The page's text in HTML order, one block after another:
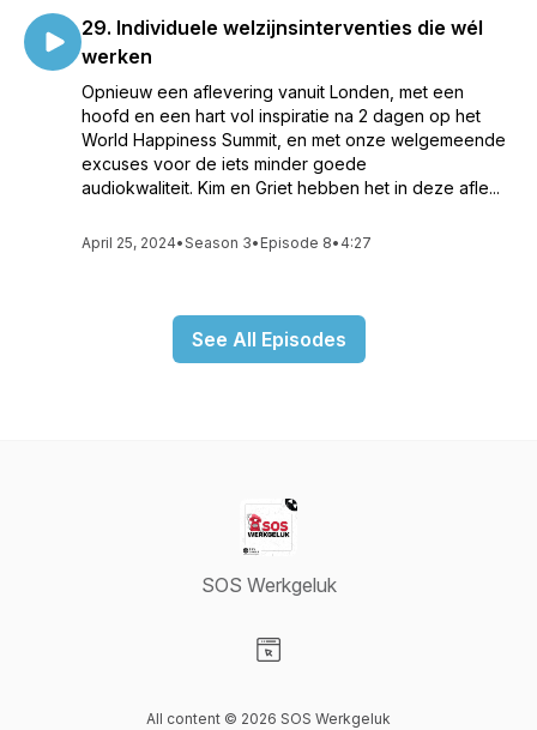
29. Individuele welzijnsinterventies die wél
werken
Opnieuw een aflevering vanuit Londen, met een
hoofd en een hart vol inspiratie na 2 dagen op het
World Happiness Summit, en met onze welgemeende
excuses voor de iets minder goede
audiokwaliteit. Kim en Griet hebben het in deze afle...
April 25, 2024•Season 3• Episode 8• 4:27
See All Episodes
SOS Werkgeluk
All content © 2026 SOS Werkgeluk